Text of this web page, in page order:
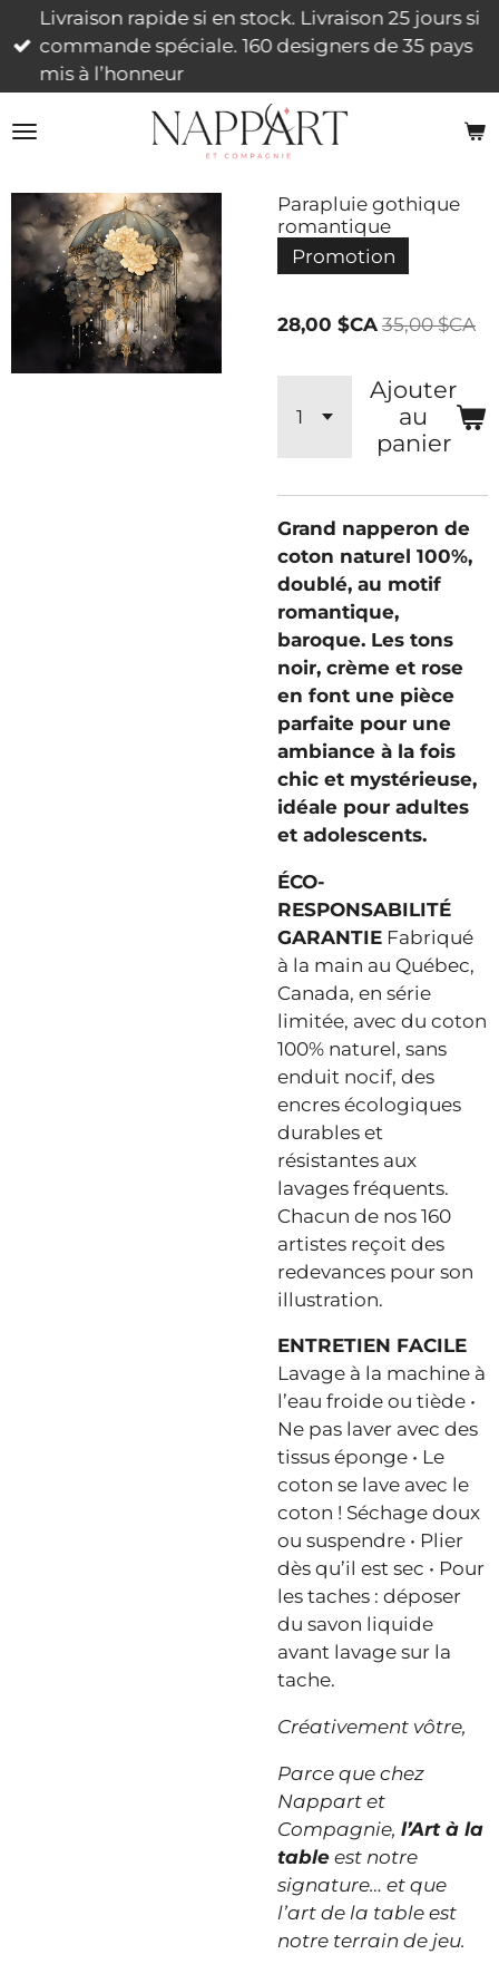
Passer
au
contenu
Livraison rapide si en stock. Livraison 25 jours si
commande spéciale. 160 designers de 35 pays
mis à l’honneur
Parapluie gothique
romantique
Promotion
28,00 $CA 35,00 $CA
Ajouter
au
panier
Grand napperon de
coton naturel 100%,
doublé, au motif
romantique,
baroque. Les tons
noir, crème et rose
en font une pièce
parfaite pour une
ambiance à la fois
chic et mystérieuse,
idéale pour adultes
et adolescents.
ÉCO-
RESPONSABILITÉ
GARANTIE Fabriqué
à la main au Québec,
Canada, en série
limitée, avec du coton
100% naturel, sans
enduit nocif, des
encres écologiques
durables et
résistantes aux
lavages fréquents.
Chacun de nos 160
artistes reçoit des
redevances pour son
illustration.
ENTRETIEN FACILE
Lavage à la machine à
l’eau froide ou tiède •
Ne pas laver avec des
tissus éponge • Le
coton se lave avec le
coton ! Séchage doux
ou suspendre • Plier
dès qu’il est sec • Pour
les taches : déposer
du savon liquide
avant lavage sur la
tache.
Créativement vôtre,
Parce que chez
Nappart et
Compagnie, l’Art à la
table est notre
signature… et que
l’art de la table est
notre terrain de jeu.